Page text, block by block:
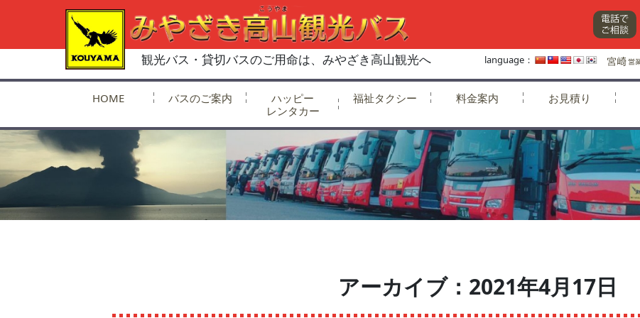
観光バス・貸切バスのご用命は、みやざき高山観光へ language：
HOME バスのご案内
ハッピー
レンタカー
福祉タクシー 料金案内 お見積り
アーカイブ：2021年4月17日